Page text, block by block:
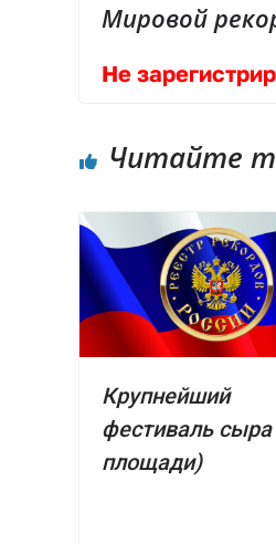
Мировой
Не
Читайте
Крупнейший
фестиваль сыра
площади)